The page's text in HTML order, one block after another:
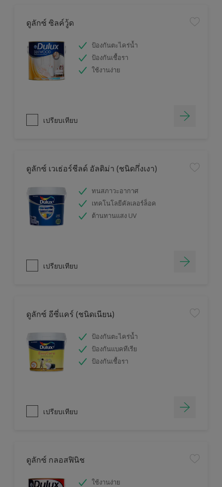
ดูลักซ์ ซิลค์วู้ด
ป้องกันตะไคร่น้ำ
ป้องกันเชื้อรา
ใช้งานง่าย
เปรียบเทียบ
ดูลักซ์ เวเธ่อร์ชีลด์ อัลติม่า (ชนิดกึ่งเงา)
ทนสภาวะอากาศ
เทคโนโลยีคัลเลอร์ล็อค
ต้านทานแสง UV
เปรียบเทียบ
ดูลักซ์ อีซี่แคร์ (ชนิดเนียน)
ป้องกันตะไคร่น้ำ
ป้องกันแบคทีเรีย
ป้องกันเชื้อรา
เปรียบเทียบ
ดูลักซ์ กลอสฟินิช
ใช้งานง่าย